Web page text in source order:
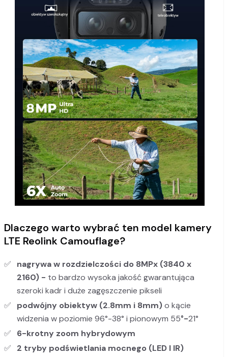
Dlaczego warto wybrać ten model kamery
LTE Reolink Camouflage?
nagrywa w rozdzielczości do 8MPx (3840 x
2160) - to bardzo wysoka jakość gwarantująca
szeroki kadr i duże zagęszczenie pikseli
podwójny obiektyw (2.8mm i 8mm)o kącie
widzenia w poziomie 96°-38° i pionowym 55°-21°
6-krotny zoom hybrydowym
2 tryby podświetlania mocnego (LED I IR)